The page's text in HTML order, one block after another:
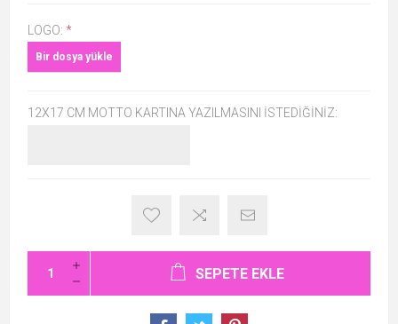
LOGO: *
Bir dosya yükle
12X17 CM MOTTO KARTINA YAZILMASINI İSTEDIĞINIZ:
SEPETE EKLE